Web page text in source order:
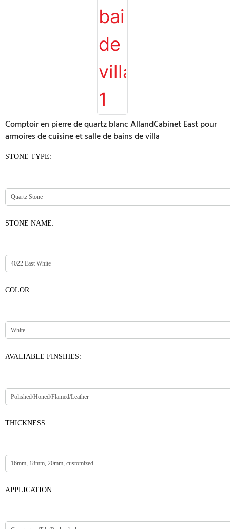
Comptoir en pierre de quartz blanc AllandCabinet East pour
armoires de cuisine et salle de bains de villa
STONE TYPE:
STONE NAME:
COLOR:
AVALIABLE FINSIHES:
THICKNESS:
APPLICATION: